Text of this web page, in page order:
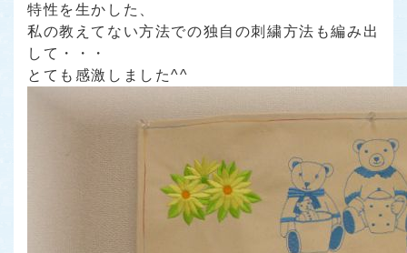
特性を生かした、
私の教えてない方法での独自の刺繍方法も編み出
して・・・
とても感激しました^^